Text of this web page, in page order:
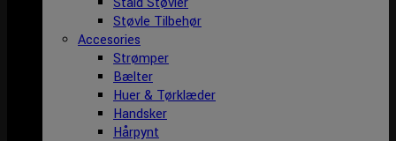
Støvle Tilbehør
Accesories
Strømper
Bælter
Huer & Tørklæder
Handsker
Hårpynt